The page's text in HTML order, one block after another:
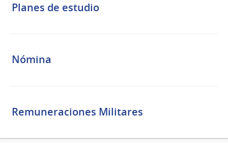
Planes de estudio
Nómina
Remuneraciones Militares